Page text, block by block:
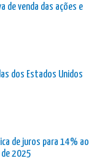
de venda das ações e
dos Estados Unidos
de juros para 14% ao
de 2025